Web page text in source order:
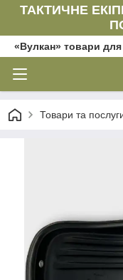
ТАКТИЧНЕ
«Вулкан» товари
Товари та